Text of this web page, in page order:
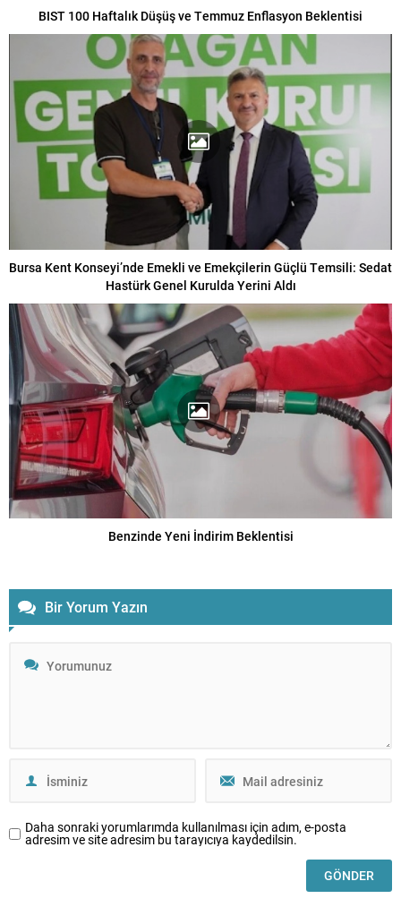
BIST 100 Haftalık Düşüş ve Temmuz Enflasyon Beklentisi
Bursa Kent Konseyi’nde Emekli ve Emekçilerin Güçlü Temsili: Sedat
Hastürk Genel Kurulda Yerini Aldı
Benzinde Yeni İndirim Beklentisi
Bir Yorum Yazın
Daha sonraki yorumlarımda kullanılması için adım, e-posta
adresim ve site adresim bu tarayıcıya kaydedilsin.